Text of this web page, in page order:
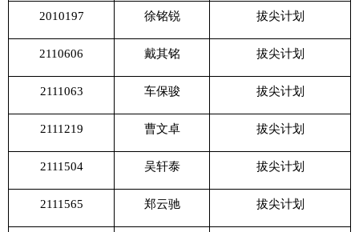
2010197 徐铭锐 拔尖计划
2110606 戴其铭 拔尖计划
2111063 车保骏 拔尖计划
2111219 曹文卓 拔尖计划
2111504 吴轩泰 拔尖计划
2111565 郑云驰 拔尖计划